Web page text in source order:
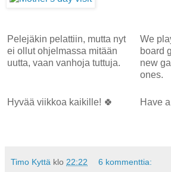
Pelejäkin pelattiin, mutta nyt
ei ollut ohjelmassa mitään
uutta, vaan vanhoja tuttuja.
We
board
new
ones.
Hyvää viikkoa kaikille! 🍀 Have
Timo Kyttä klo 22:22 6 kommenttia: